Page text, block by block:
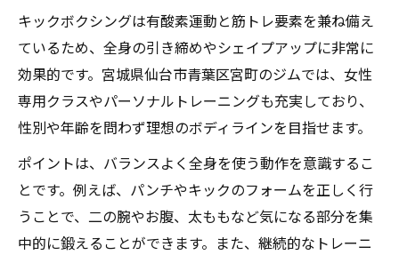
キックボクシングは有酸素運動と筋トレ要素を兼ね備え
ているため、全身の引き締めやシェイプアップに非常に
効果的です。宮城県仙台市青葉区宮町のジムでは、女性
専用クラスやパーソナルトレーニングも充実しており、
性別や年齢を問わず理想のボディラインを目指せます。
ポイントは、バランスよく全身を使う動作を意識するこ
とです。例えば、パンチやキックのフォームを正しく行
うことで、二の腕やお腹、太ももなど気になる部分を集
中的に鍛えることができます。また、継続的なトレーニ